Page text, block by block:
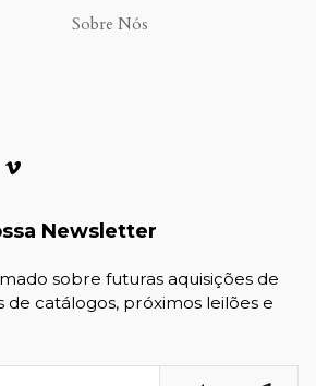
Sobre Nós
Newsletter
sobre futuras aquisições de
de catálogos, próximos leilões e